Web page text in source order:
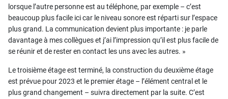
lorsque l’autre personne est au téléphone, par exemple – c’est
beaucoup plus facile ici car le niveau sonore est réparti sur l’espace
plus grand. La communication devient plus importante : je parle
davantage à mes collègues et j’ai l’impression qu’il est plus facile de
se réunir et de rester en contact les uns avec les autres. »
Le troisième étage est terminé, la construction du deuxième étage
est prévue pour 2023 et le premier étage – l’élément central et le
plus grand changement – suivra directement par la suite. C’est